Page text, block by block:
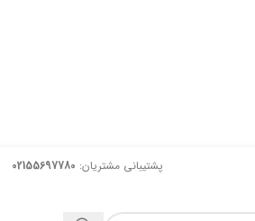
پشتیبانی مشتریان: 02155697780